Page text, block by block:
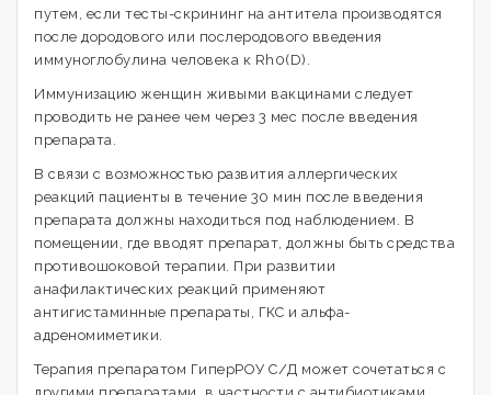
путем, если тесты-скрининг на антитела производятся
после дородового или послеродового введения
иммуноглобулина человека к Rh0(D).
Иммунизацию женщин живыми вакцинами следует
проводить не ранее чем через 3 мес после введения
препарата.
В связи с возможностью развития аллергических
реакций пациенты в течение 30 мин после введения
препарата должны находиться под наблюдением. В
помещении, где вводят препарат, должны быть средства
противошоковой терапии. При развитии
анафилактических реакций применяют
антигистаминные препараты, ГКС и альфа-
адреномиметики.
Терапия препаратом ГиперРОУ С/Д может сочетаться с